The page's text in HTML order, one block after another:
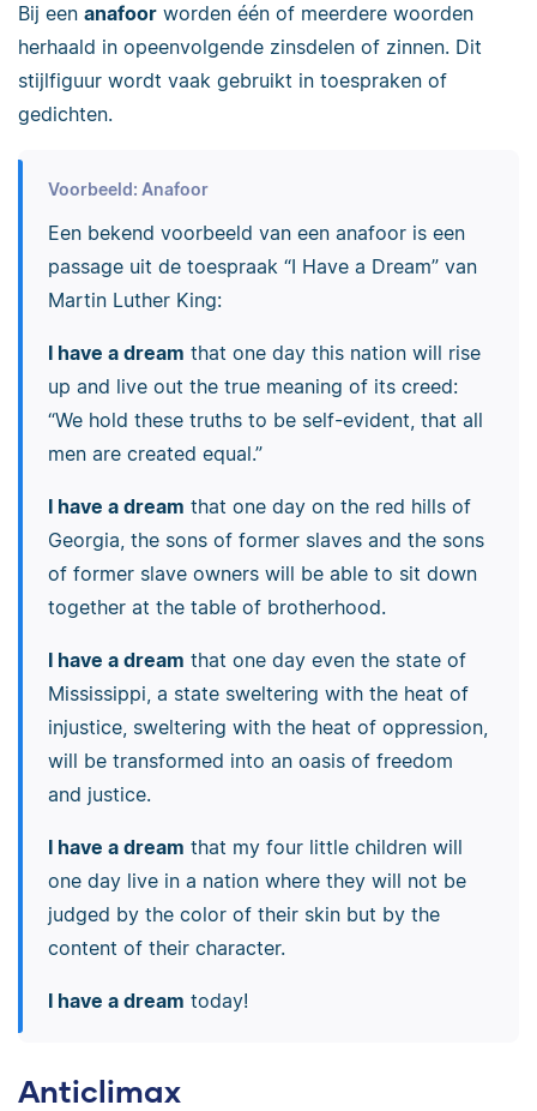
Bij een anafoor worden één of meerdere woorden
herhaald in opeenvolgende zinsdelen of zinnen. Dit
stijlfiguur wordt vaak gebruikt in toespraken of
gedichten.
Voorbeeld: Anafoor
Een bekend voorbeeld van een anafoor is een
passage uit de toespraak “I Have a Dream” van
Martin Luther King:
I have a dream that one day this nation will rise
up and live out the true meaning of its creed:
“We hold these truths to be self-evident, that all
men are created equal.”
I have a dream that one day on the red hills of
Georgia, the sons of former slaves and the sons
of former slave owners will be able to sit down
together at the table of brotherhood.
I have a dream that one day even the state of
Mississippi, a state sweltering with the heat of
injustice, sweltering with the heat of oppression,
will be transformed into an oasis of freedom
and justice.
I have a dream that my four little children will
one day live in a nation where they will not be
judged by the color of their skin but by the
content of their character.
I have a dream today!
Anticlimax